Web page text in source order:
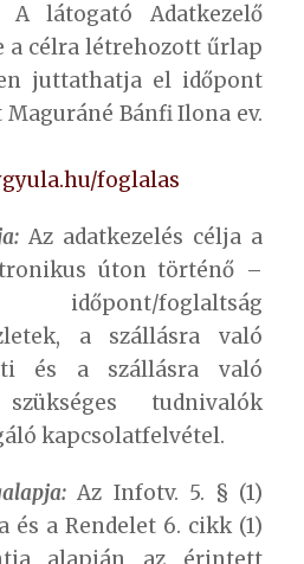
A látogató Adatkezelő
a célra létrehozott űrlap
juttathatja el időpont
Bánfi Ilona ev.
foglalas
Az adatkezelés célja a
úton történő –
időpont/foglaltság
a szállásra való
és a szállásra való
szükséges tudnivalók
kapcsolatfelvétel.
Az Infotv. 5. § (1)
és a Rendelet 6. cikk (1)